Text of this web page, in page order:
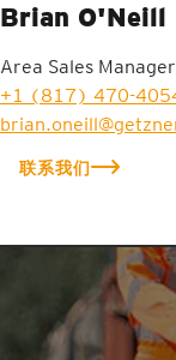
Brian O'Neill
Area Sales
+1 (817) 470-
联系我们